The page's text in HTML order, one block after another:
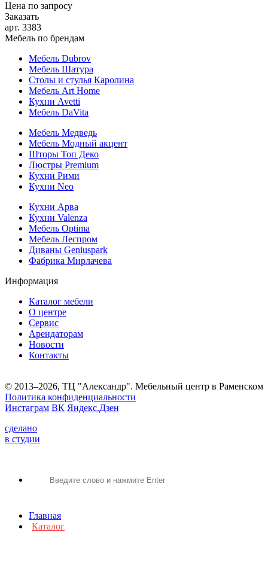
Цена по запросу
Заказать
арт. 3383
Мебель по брендам
Мебель Dubrov
Мебель Шатура
Столы и стулья Каролина
Мебель Art Home
Кухни Avetti
Мебель DaVita
Мебель Медведь
Мебель Модный акцент
Шторы Топ Деко
Люстры Premium
Кухни Рими
Кухни Neo
Кухни Арва
Кухни Valenza
Мебель Optima
Мебель Леспром
Диваны Geniuspark
Фабрика Мирлачева
Информация
Каталог мебели
О центре
Сервис
Арендаторам
Новости
Контакты
© 2013–2026, ТЦ "Александр". Мебельный центр в Раменском
Политика конфиденциальности
Инстаграм ВК Яндекс.Дзен
сделано
в студии
Главная
Каталог